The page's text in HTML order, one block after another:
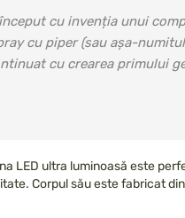
cu invenția unui
cu piper (sau așa-
cu crearea primului
LED ultra luminoasă este
Corpul său este fabricat